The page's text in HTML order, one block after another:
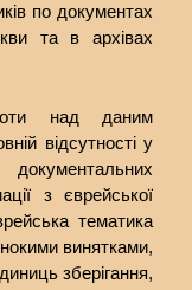
по документах
та в архівах
над даним
відсутності у
з єврейської
тематика
винятками,
зберігання,